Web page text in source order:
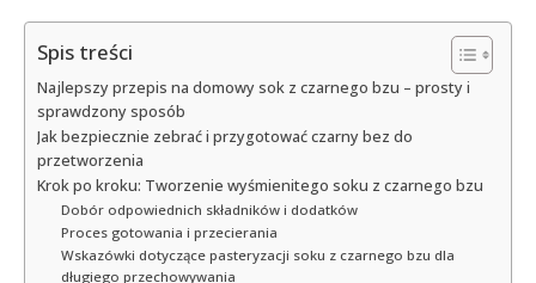
Spis treści
Najlepszy przepis na domowy sok z czarnego bzu – prosty i
sprawdzony sposób
Jak bezpiecznie zebrać i przygotować czarny bez do
przetworzenia
Krok po kroku: Tworzenie wyśmienitego soku z czarnego bzu
Dobór odpowiednich składników i dodatków
Proces gotowania i przecierania
Wskazówki dotyczące pasteryzacji soku z czarnego bzu dla
długiego przechowywania